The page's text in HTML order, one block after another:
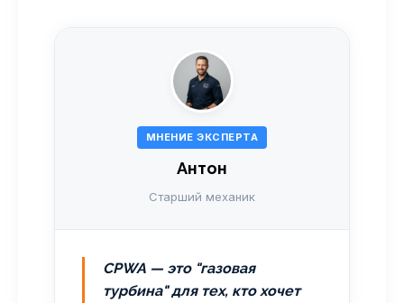
МНЕНИЕ ЭКСПЕРТА
Антон
Старший механик
CPWA — это "газовая
турбина" для тех, кто хочет